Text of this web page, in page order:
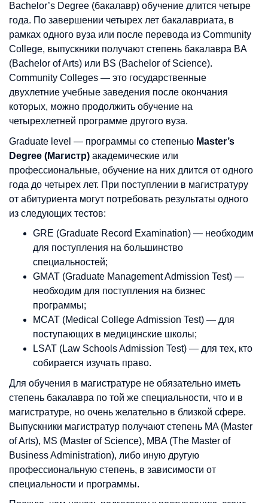
Bachelor’s Degree (бакалавр) обучение длится четыре
года. По завершении четырех лет бакалавриата, в
рамках одного вуза или после перевода из Community
College, выпускники получают степень бакалавра BA
(Bachelor of Arts) или BS (Bachelor of Science).
Community Colleges — это государственные
двухлетние учебные заведения после окончания
которых, можно продолжить обучение на
четырехлетней программе другого вуза.
Graduate level — программы со степенью Master’s
Degree (Магистр) академические или
профессиональные, обучение на них длится от одного
года до четырех лет. При поступлении в магистратуру
от абитуриента могут потребовать результаты одного
из следующих тестов:
GRE (Graduate Record Examination) — необходим
для поступления на большинство
специальностей;
GMAT (Graduate Management Admission Test) —
необходим для поступления на бизнес
программы;
MCAT (Medical College Admission Test) — для
поступающих в медицинские школы;
LSAT (Law Schools Admission Test) — для тех, кто
собирается изучать право.
Для обучения в магистратуре не обязательно иметь
степень бакалавра по той же специальности, что и в
магистратуре, но очень желательно в близкой сфере.
Выпускники магистратур получают степень MA (Master
of Arts), MS (Master of Science), MBA (The Master of
Business Administration), либо иную другую
профессиональную степень, в зависимости от
специальности и программы.